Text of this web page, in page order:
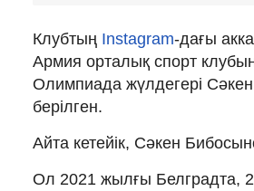
Клубтың Instagram-дағы
Армия орталық спорт
Олимпиада жүлдегері
берілген.
Айта кетейік, Сәкен
Ол 2021 жылғы Белградта,